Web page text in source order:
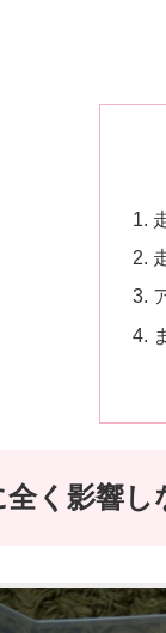
全く影響